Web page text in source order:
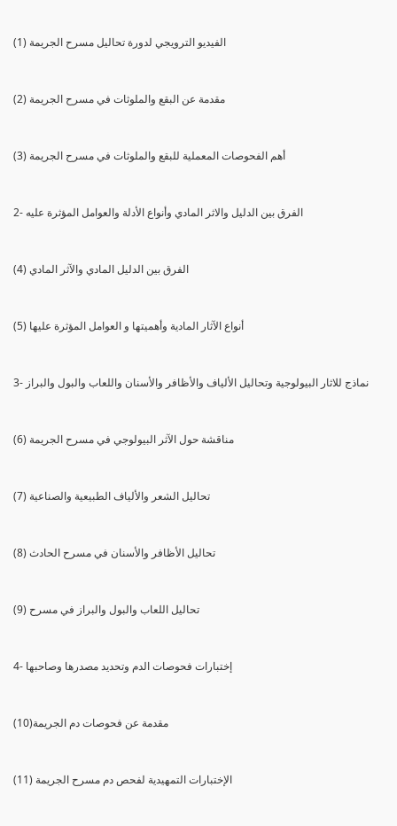
(1) الفيديو الترويجي لدورة تحاليل مسرح الجريمة
(2) مقدمة عن البقع والملوثات في مسرح الجريمة
(3) أهم الفحوصات المعملية للبقع والملوثات في مسرح الجريمة
2- الفرق بين الدليل والاثر المادي وأنواع الأدلة والعوامل المؤثرة عليه
(4) الفرق بين الدليل المادي والآثر المادي
(5) أنواع الآثار المادية وأهميتها و العوامل المؤثرة عليها
3- نماذج للاثار البيولوجية وتحاليل الألياف والأظافر والأسنان واللعاب والبول والبراز
(6) مناقشة حول الآثر البيولوجي في مسرح الجريمة
(7) تحاليل الشعر والألياف الطبيعية والصناعية
(8) تحاليل الأظافر والأسنان في مسرح الحادث
(9) تحاليل اللعاب والبول والبراز في مسرح
4- إختبارات فحوصات الدم وتحديد مصدرها وصاحبها
(10)مقدمة عن فحوصات دم الجريمة
(11) الإختبارات التمهيدية لفحص دم مسرح الجريمة